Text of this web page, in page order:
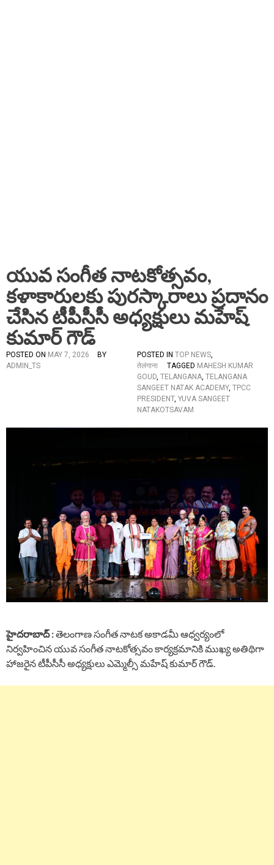
యువ సంగీత నాటకోత్సవం,
కళాకారులకు పురస్కారాలు ప్రదానం
చేసిన టీపీసీసీ అధ్యక్షులు మహేష్
కుమార్ గౌడ్
POSTED ON MAY 7, 2026
BY
ADMIN_TS
POSTED IN TOP NEWS,
तेलंगाना
TAGGED MAHESH KUMAR
GOUD, TELANGANA, TELANGANA
SANGEET NATAK ACADEMY, TPCC
PRESIDENT, YUVA SANGEET
NATAKOTSAVAM
హైదరాబాద్ :తెలంగాణ సంగీత నాటక అకాడమీ ఆధ్వర్యంలో
నిర్వహించిన యువ సంగీత నాటకోత్సవం కార్యక్రమానికి ముఖ్య అతిథిగా
హాజరైన టీపీసీసీ అధ్యక్షులు ఎమ్మెల్సీ మహేష్ కుమార్ గౌడ్.